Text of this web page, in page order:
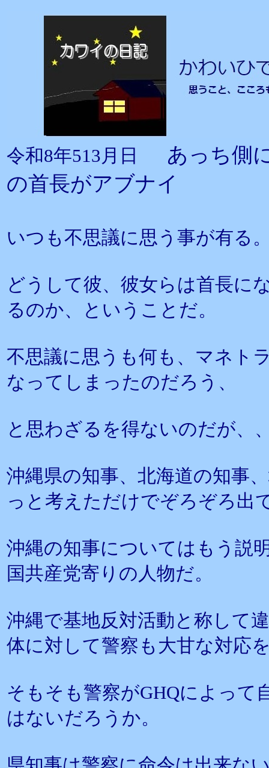
令和8年513月日
あっち側
の首長がアブナイ
いつも不思議に思う事が有る
どうして彼、彼女らは首長に
るのか、ということだ。
不思議に思うも何も、マネト
なってしまったのだろう、
と思わざるを得ないのだが、
沖縄県の知事、北海道の知事
っと考えただけでぞろぞろ出
沖縄の知事についてはもう説
国共産党寄りの人物だ。
沖縄で基地反対活動と称して
体に対して警察も大甘な対応
そもそも警察がGHQによって
はないだろうか。